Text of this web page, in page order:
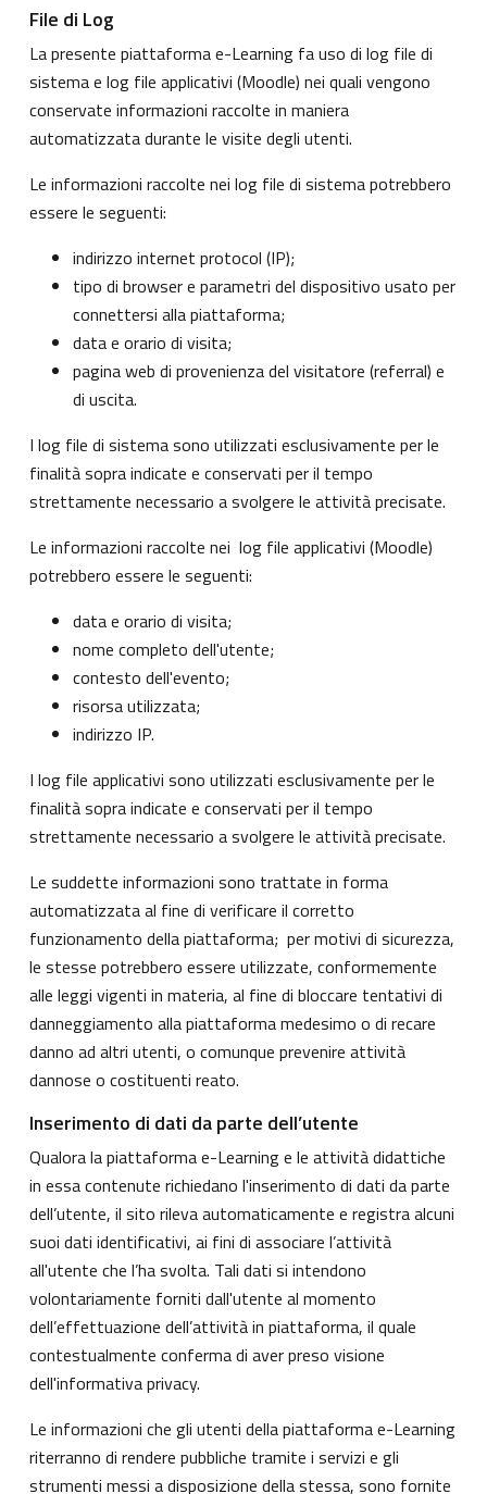
File di Log
La presente piattaforma e-Learning fa uso di log file di
sistema e log file applicativi (Moodle) nei quali vengono
conservate informazioni raccolte in maniera
automatizzata durante le visite degli utenti.
Le informazioni raccolte nei log file di sistema potrebbero
essere le seguenti:
indirizzo internet protocol (IP);
tipo di browser e parametri del dispositivo usato per
connettersi alla piattaforma;
data e orario di visita;
pagina web di provenienza del visitatore (referral) e
di uscita.
I log file di sistema sono utilizzati esclusivamente per le
finalità sopra indicate e conservati per il tempo
strettamente necessario a svolgere le attività precisate.
Le informazioni raccolte nei log file applicativi (Moodle)
potrebbero essere le seguenti:
data e orario di visita;
nome completo dell'utente;
contesto dell'evento;
risorsa utilizzata;
indirizzo IP.
I log file applicativi sono utilizzati esclusivamente per le
finalità sopra indicate e conservati per il tempo
strettamente necessario a svolgere le attività precisate.
Le suddette informazioni sono trattate in forma
automatizzata al fine di verificare il corretto
funzionamento della piattaforma; per motivi di sicurezza,
le stesse potrebbero essere utilizzate, conformemente
alle leggi vigenti in materia, al fine di bloccare tentativi di
danneggiamento alla piattaforma medesimo o di recare
danno ad altri utenti, o comunque prevenire attività
dannose o costituenti reato.
Inserimento di dati da parte dell’utente
Qualora la piattaforma e-Learning e le attività didattiche
in essa contenute richiedano l'inserimento di dati da parte
dell’utente, il sito rileva automaticamente e registra alcuni
suoi dati identificativi, ai fini di associare l’attività
all'utente che l’ha svolta. Tali dati si intendono
volontariamente forniti dall'utente al momento
dell’effettuazione dell’attività in piattaforma, il quale
contestualmente conferma di aver preso visione
dell'informativa privacy.
Le informazioni che gli utenti della piattaforma e-Learning
riterranno di rendere pubbliche tramite i servizi e gli
strumenti messi a disposizione della stessa, sono fornite